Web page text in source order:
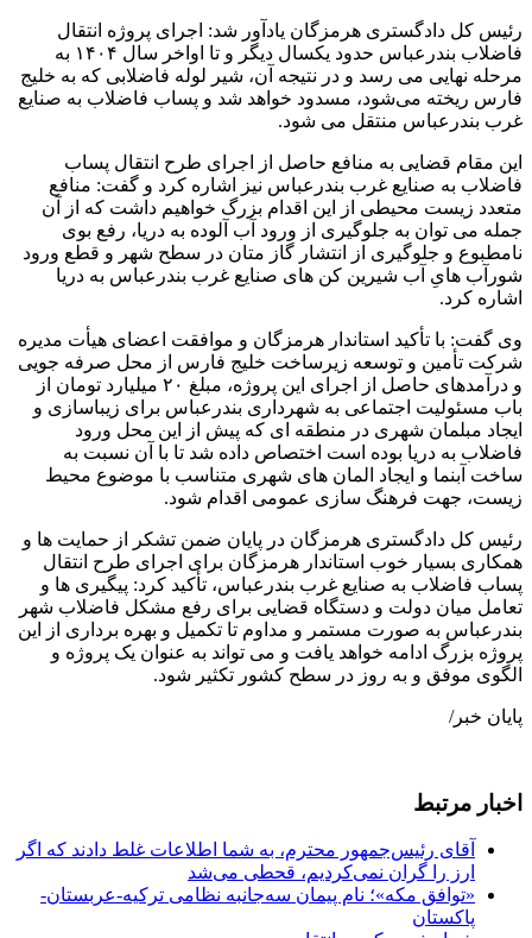
رئیس کل دادگستری هرمزگان یادآور شد: اجرای پروژه انتقال
فاضلاب بندرعباس حدود یکسال دیگر و تا اواخر سال ۱۴۰۴ به
مرحله نهایی می رسد و در نتیجه آن، شیر لوله فاضلابی که به خلیج
فارس ریخته می‌شود، مسدود خواهد شد و پساب فاضلاب به صنایع
غرب بندرعباس منتقل می شود.
این مقام قضایی به منافع حاصل از اجرای طرح انتقال پساب
فاضلاب به صنایع غرب بندرعباس نیز اشاره کرد و گفت: منافع
متعدد زیست محیطی از این اقدام بزرگ خواهیم داشت که از آن
جمله می توان به جلوگیری از ورود آب آلوده به دریا، رفع بوی
نامطبوع و جلوگیری از انتشار گاز متان در سطح شهر و قطع ورود
شورآب هایِ آب شیرین کن های صنایع غرب بندرعباس به دریا
اشاره کرد.
وی گفت: با تأکید استاندار هرمزگان و موافقت اعضای هیأت مدیره
شرکت تأمین و توسعه زیرساخت خلیج فارس از محل صرفه جویی
و درآمدهای حاصل از اجرای این پروژه، مبلغ ۲۰ میلیارد تومان از
باب مسئولیت اجتماعی به شهرداری بندرعباس برای زیباسازی و
ایجاد مبلمان شهری در منطقه ای که پیش از این محل ورود
فاضلاب به دریا بوده است اختصاص داده شد تا با آن نسبت به
ساخت آبنما و ایجاد المان های شهری متناسب با موضوع محیط
زیست، جهت فرهنگ سازی عمومی اقدام شود.
رئیس کل دادگستری هرمزگان در پایان ضمن تشکر از حمایت ها و
همکاری بسیار خوب استاندار هرمزگان برای اجرای طرح انتقال
پساب فاضلاب به صنایع غرب بندرعباس، تأکید کرد: پیگیری ها و
تعامل میان دولت و دستگاه قضایی برای رفع مشکل فاضلاب شهر
بندرعباس به صورت مستمر و مداوم تا تکمیل و بهره برداری از این
پروژه بزرگ ادامه خواهد یافت و می تواند به عنوان یک پروژه و
الگوی موفق و به روز در سطح کشور تکثیر شود.
پایان خبر/
اخبار مرتبط
آقای رئیس‌جمهور محترم، به شما اطلاعات غلط دادند که اگر
ارز را گران نمی‌کردیم، قحطی می‌شد
«توافق مکه»؛ نام پیمان سه‌جانبه نظامی ترکیه-عربستان-
پاکستان